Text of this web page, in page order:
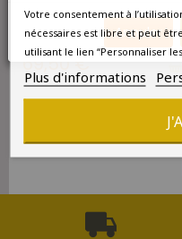
Annuler
Champagne Bollinger
Special Cuvee 1846 -
Carton de 6
69,50 €
Affichage
Votre consentement à
nécessaires est libre et peut
utilisant le lien “Personnaliser
Plus d'informations